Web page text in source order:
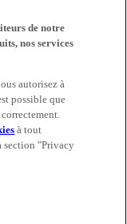
de notre
nos services
autorisez à
possible que
à tout
section "Privacy